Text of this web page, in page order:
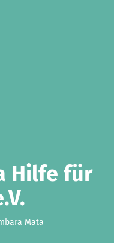
Hilfe für
Mata